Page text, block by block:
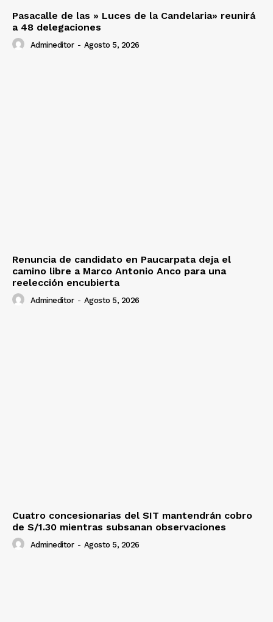
Pasacalle de las » Luces de la Candelaria» reunirá
a 48 delegaciones
Admineditor - Agosto 5, 2026
Renuncia de candidato en Paucarpata deja el
camino libre a Marco Antonio Anco para una
reelección encubierta
Admineditor - Agosto 5, 2026
Cuatro concesionarias del SIT mantendrán cobro
de S/1.30 mientras subsanan observaciones
Admineditor - Agosto 5, 2026